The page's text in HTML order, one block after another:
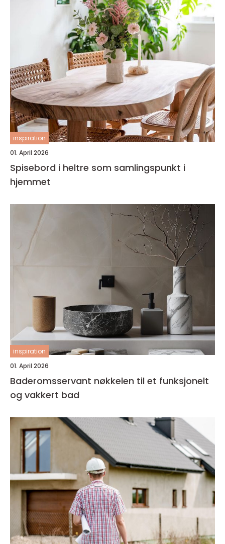
inspiration
01. April 2026
Spisebord i heltre som samlingspunkt i
hjemmet
inspiration
01. April 2026
Baderomsservant nøkkelen til et funksjonelt
og vakkert bad